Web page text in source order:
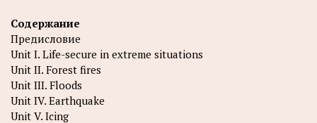
Содержание
Предисловие
Unit I. Life-secure in extreme situations
Unit II. Forest fires
Unit III. Floods
Unit IV. Earthquake
Unit V. Icing